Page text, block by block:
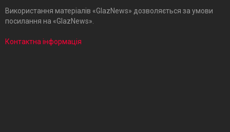
Використання матеріалів «GlazNews» дозволяється за умови
посилання на «GlazNews».
Контактна інформація